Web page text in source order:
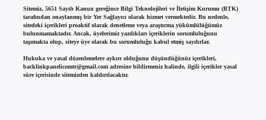
Sitemiz, 5651 Sayılı Kanun gereğince Bilgi Teknolojileri ve İletişim Kurumu (BTK)
tarafından onaylanmış bir Yer Sağlayıcı olarak hizmet vermektedir. Bu nedenle,
sitedeki içerikleri proaktif olarak denetleme veya araştırma yükümlülüğümüz
bulunmamaktadır. Ancak, üyelerimiz yazdıkları içeriklerin sorumluluğunu
taşımakta olup, siteye üye olarak bu sorumluluğu kabul etmiş sayılırlar.
Hukuka ve yasal düzenlemelere aykırı olduğunu düşündüğünüz içerikleri,
backlinkpanelicomtr@gmail.comadresine bildirmeniz halinde, ilgili içerikler yasal
süre içerisinde sitemizden kaldırılacaktır.